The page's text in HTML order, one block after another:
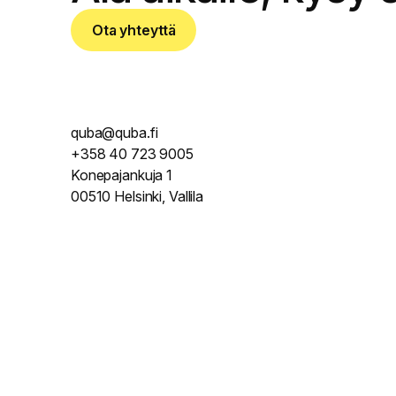
Ota yhteyttä
quba@quba.fi
+358 40 723 9005
Konepajankuja 1
00510 Helsinki, Vallila